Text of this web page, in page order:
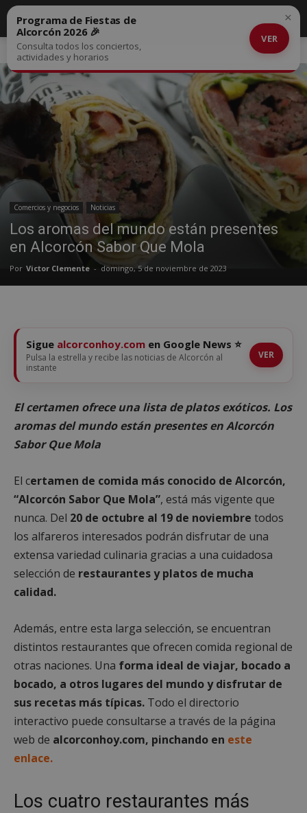
Inicio Comercios y negocios
Comercios y negocios Noticias
Los aromas del mundo están presentes
en Alcorcón Sabor Que Mola
Por Victor Clemente - domingo, 5 de noviembre de 2023
Programa de Fiestas de
Alcorcón 2026 🎉
Consulta todos los conciertos,
actividades y horarios
VER
×
Sigue alcorconhoy.com en Google News ⭐
Pulsa la estrella y recibe las noticias de Alcorcón al
instante
VER
El certamen ofrece una lista de platos exóticos. Los
aromas del mundo están presentes en Alcorcón
Sabor Que Mola
El certamen de comida más conocido de Alcorcón,
“Alcorcón Sabor Que Mola”, está más vigente que
nunca. Del 20 de octubre al 19 de noviembre todos
los alfareros interesados podrán disfrutar de una
extensa variedad culinaria gracias a una cuidadosa
selección de restaurantes y platos de mucha
calidad.
Además, entre esta larga selección, se encuentran
distintos restaurantes que ofrecen comida regional de
otras naciones. Una forma ideal de viajar, bocado a
bocado, a otros lugares del mundo y disfrutar de
sus recetas más típicas. Todo el directorio
interactivo puede consultarse a través de la página
web de alcorconhoy.com, pinchando en este
enlace.
Los cuatro restaurantes más